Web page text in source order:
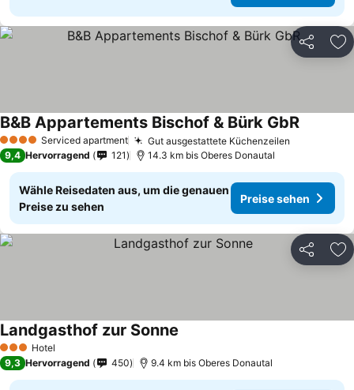
Teilen
4 Sterne Serviced apartment Gut ausgestattete Küchenzeilen
B&B Appartements Bischof & Bürk GbR
9,4 Hervorragend 121 14.3 km bis Oberes Donautal
Wähle Reisedaten aus, um die genauen
Preise zu sehen
Preise sehen
Teilen
3 SterneHotel
Landgasthof zur Sonne
9,3 Hervorragend 450 9.4 km bis Oberes Donautal